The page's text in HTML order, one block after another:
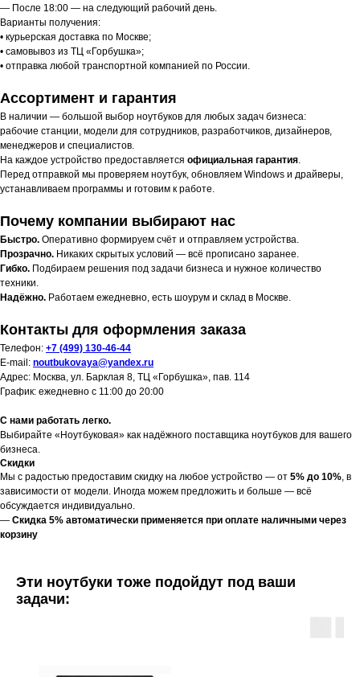
— После 18:00 — на следующий рабочий день.
Варианты получения:
• курьерская доставка по Москве;
• самовывоз из ТЦ «Горбушка»;
• отправка любой транспортной компанией по России.
Ассортимент и гарантия
В наличии — большой выбор ноутбуков для любых задач бизнеса:
рабочие станции, модели для сотрудников, разработчиков, дизайнеров,
менеджеров и специалистов.
На каждое устройство предоставляется официальная гарантия.
Перед отправкой мы проверяем ноутбук, обновляем Windows и драйверы,
устанавливаем программы и готовим к работе.
Почему компании выбирают нас
Быстро. Оперативно формируем счёт и отправляем устройства.
Прозрачно. Никаких скрытых условий — всё прописано заранее.
Гибко. Подбираем решения под задачи бизнеса и нужное количество
техники.
Надёжно. Работаем ежедневно, есть шоурум и склад в Москве.
Контакты для оформления заказа
Телефон: +7 (499) 130-46-44
E-mail: noutbukovaya@yandex.ru
Адрес: Москва, ул. Барклая 8, ТЦ «Горбушка», пав. 114
График: ежедневно с 11:00 до 20:00
С нами работать легко.
Выбирайте «Ноутбуковая» как надёжного поставщика ноутбуков для вашего
бизнеса.
Скидки
Мы с радостью предоставим скидку на любое устройство — от 5% до 10%, в
зависимости от модели. Иногда можем предложить и больше — всё
обсуждается индивидуально.
— Скидка 5% автоматически применяется при оплате наличными через
корзину
Эти ноутбуки тоже подойдут под ваши
задачи: